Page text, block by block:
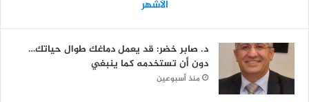
الأشهر
د. صابر خضر: قد يعمل دماغك طوال حياتك…
دون أن تستخدمه كما ينبغي
منذ أسبوعين